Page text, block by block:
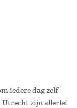
iedere dag zelf
Utrecht zijn allerlei